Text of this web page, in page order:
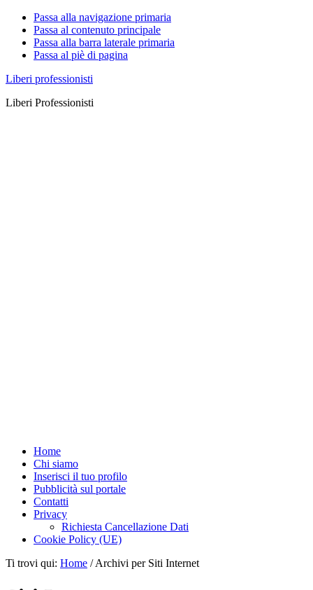
Passa alla navigazione primaria
Passa al contenuto principale
Passa alla barra laterale primaria
Passa al piè di pagina
Liberi professionisti
Liberi Professionisti
Home
Chi siamo
Inserisci il tuo profilo
Pubblicità sul portale
Contatti
Privacy
Richiesta Cancellazione Dati
Cookie Policy (UE)
Ti trovi qui: Home /Archivi per Siti Internet